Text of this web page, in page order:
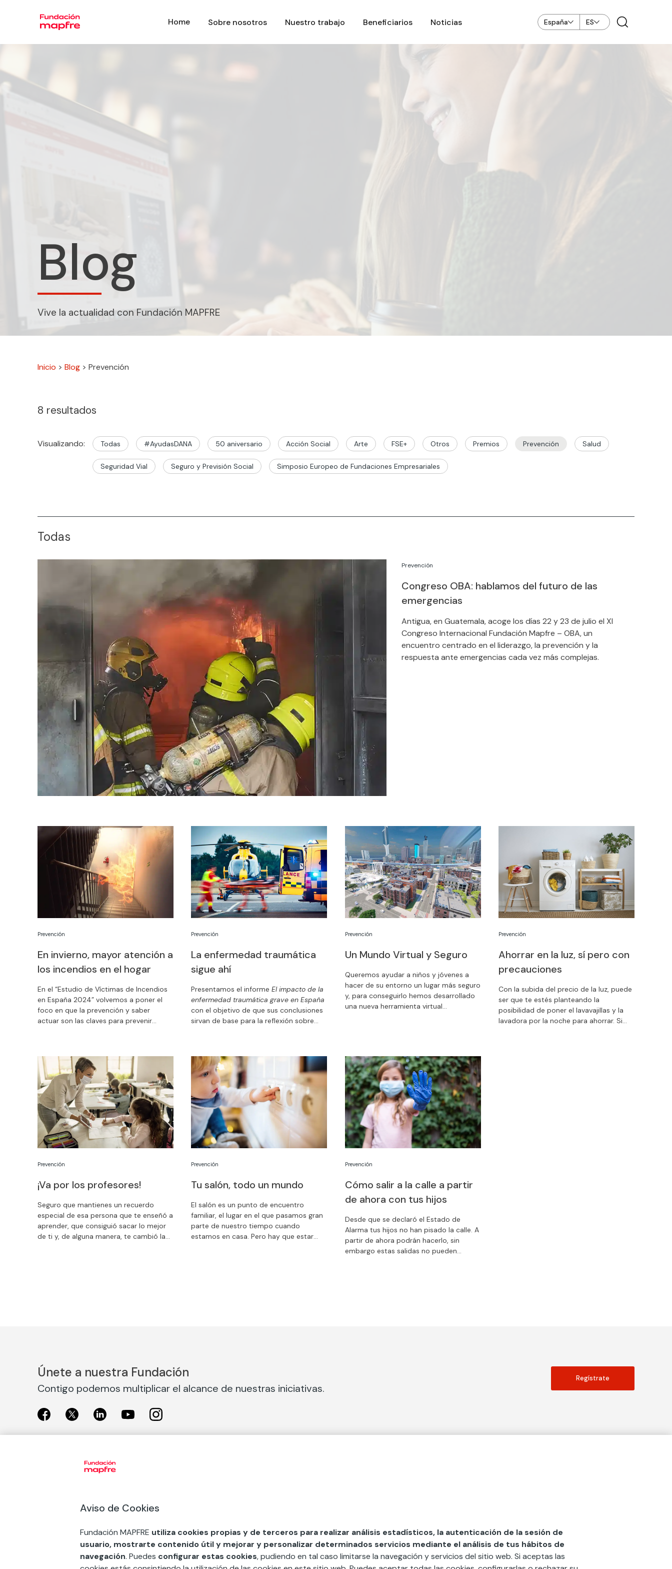
Home Sobre nosotros Nuestro trabajo Beneficiarios Noticias España ES
Blog
Vive la actualidad con Fundación MAPFRE
Inicio > Blog > Prevención
8 resultados
Visualizando: Todas #AyudasDANA 50 aniversario Acción Social Arte FSE+ Otros Premios Prevención Salud
Seguridad Vial Seguro y Previsión Social Simposio Europeo de Fundaciones Empresariales
Todas
Congreso OBA: hablamos del futuro de las
emergencias
Prevención
Antigua, en Guatemala, acoge los días 22 y 23 de julio el XI
Congreso Internacional Fundación Mapfre – OBA, un
encuentro centrado en el liderazgo, la prevención y la
respuesta ante emergencias cada vez más complejas.
En invierno, mayor atención a
los incendios en el hogar
Prevención
En el “Estudio de Víctimas de Incendios
en España 2024” volvemos a poner el
foco en que la prevención y saber
actuar son las claves para prevenir
salvan vidas.
La enfermedad traumática
sigue ahí
Prevención
Presentamos el informeEl impacto de la
enfermedad traumática grave en España
con el objetivo de que sus conclusiones
sirvan de base para la reflexión sobre
mortales.
Un Mundo Virtual y Seguro
Prevención
Queremos ayudar a niños y jóvenes a
hacer de su entorno un lugar más seguro
y, para conseguirlo hemos desarrollado
una nueva herramienta virtual
Ahorrar en la luz, sí pero con
precauciones
Prevención
Con la subida del precio de la luz, puede
ser que te estés planteando la
posibilidad de poner el lavavajillas y la
lavadora por la noche para ahorrar. Si
¡Va por los profesores!
Prevención
Seguro que mantienes un recuerdo
especial de esa persona que te enseñó a
aprender, que consiguió sacar lo mejor
de ti y, de alguna manera, te cambió la
Tu salón, todo un mundo
Prevención
El salón es un punto de encuentro
familiar, el lugar en el que pasamos gran
parte de nuestro tiempo cuando
estamos en casa. Pero hay que estar
Cómo salir a la calle a partir
de ahora con tus hijos
Prevención
Desde que se declaró el Estado de
Alarma tus hijos no han pisado la calle. A
partir de ahora podrán hacerlo, sin
embargo estas salidas no pueden
Únete a nuestra Fundación
Contigo podemos multiplicar el alcance de nuestras iniciativas.
Regístrate
Exposiciones en Barcelona
COMPRAR ENTRADA
Premios y ayudas
FSE+
Nuestros Podcast
Sistema Interno de Información
Centro de Documentación
Red Ibérica Fundación Mapfre
Aviso de Cookies
Fundación MAPFRE utiliza cookies propias y de terceros para realizar análisis estadísticos, la autenticación de la sesión de
usuario, mostrarte contenido útil y mejorar y personalizar determinados servicios mediante el análisis de tus hábitos de
navegación. Puedes configurar estas cookies, pudiendo en tal caso limitarse la navegación y servicios del sitio web. Si aceptas las